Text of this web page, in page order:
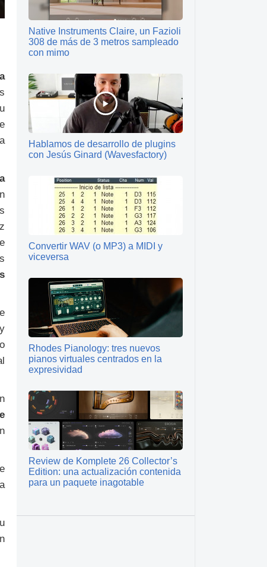
Native Instruments Claire, un Fazioli
308 de más de 3 metros sampleado
con mimo
Hablamos de desarrollo de plugins
con Jesús Ginard (Wavesfactory)
Convertir WAV (o MP3) a MIDI y
viceversa
Rhodes Pianology: tres nuevos
pianos virtuales centrados en la
expresividad
Review de Komplete 26 Collector’s
Edition: una actualización contenida
para un paquete inagotable